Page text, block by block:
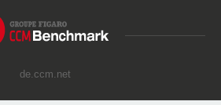
de.ccm.net